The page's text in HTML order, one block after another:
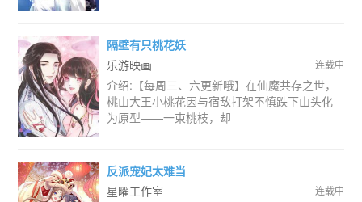
隔壁有只桃花妖
乐游映画
连载中
介绍:【每周三、六更新哦】在仙魔共存之世，
桃山大王小桃花因与宿敌打架不慎跌下山头化
为原型——一束桃枝，却
反派宠妃太难当
星曜工作室
连载中